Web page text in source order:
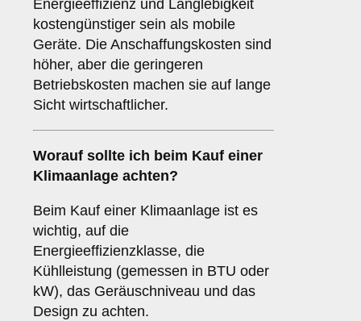
Energieeffizienz und Langlebigkeit
kostengünstiger sein als mobile
Geräte. Die Anschaffungskosten sind
höher, aber die geringeren
Betriebskosten machen sie auf lange
Sicht wirtschaftlicher.
Worauf sollte ich beim Kauf einer
Klimaanlage achten?
Beim Kauf einer Klimaanlage ist es
wichtig, auf die
Energieeffizienzklasse, die
Kühlleistung (gemessen in BTU oder
kW), das Geräuschniveau und das
Design zu achten.